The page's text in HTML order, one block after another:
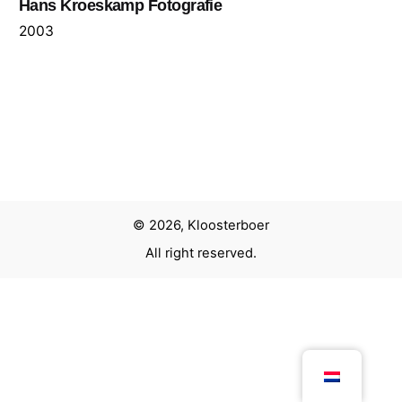
Hans Kroeskamp Fotografie
2003
© 2026, Kloosterboer
All right reserved.